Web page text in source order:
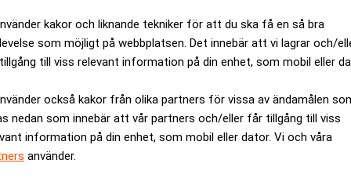
kakor och liknande tekniker för att du ska få en så bra
som möjligt på webbplatsen. Det innebär att vi lagrar och/
till viss relevant information på din enhet, som mobil eller
också kakor från olika partners för vissa av ändamålen
nedan som innebär att vår partners och/eller får tillgång till viss
information på din enhet, som mobil eller dator. Vi och våra
använder.
utvärderar fördelarna med att flytta
som tidigare varit tabu för andra företag i lyxindustrin.